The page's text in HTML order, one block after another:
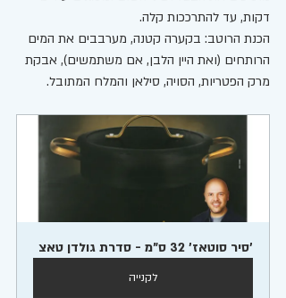
דקות, עד להתרככות קלה.
הכנת הרוטב: בקערה קטנה, מערבבים את המים
הרותחים (ואת היין הלבן, אם משתמשים), אבקת
מרק הפטריות, הסויה, סילאן והמלח המתובל.
'סיר סוטאז' 32 ס"מ - סדרת גולדן טאצ
לקנייה